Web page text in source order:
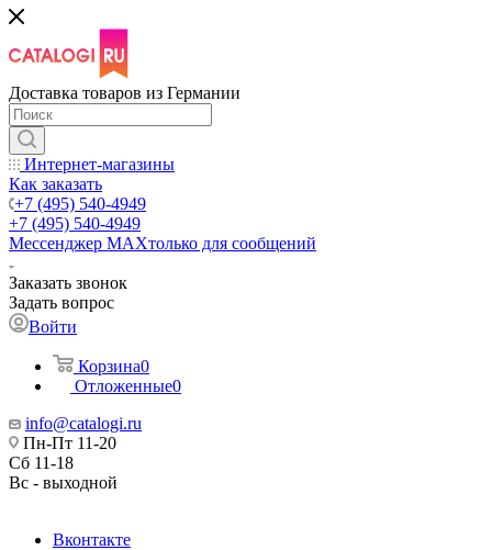
Доставка товаров из Германии
Интернет-магазины
Как заказать
+7 (495) 540-4949
+7 (495) 540-4949
Мессенджер МАХтолько для сообщений
Заказать звонок
Задать вопрос
Войти
Корзина0
Отложенные0
info@catalogi.ru
Пн-Пт 11-20
Сб 11-18
Вс - выходной
Вконтакте